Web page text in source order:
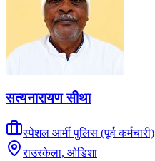
सत्यनारायण सीथा
स्पेशल आर्मी पुलिस (पूर्व कर्मचारी)
राउरकेला, ओडिशा